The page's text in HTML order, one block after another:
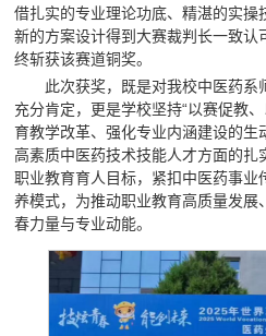
借扎实的专业理论功底、精湛的实操
新的方案设计得到大赛裁判长一致
终斩获该赛道铜奖。
此次获奖，既是对我校中医药
充分肯定，更是学校坚持“以赛促教
育教学改革、强化专业内涵建设的
高素质中医药技术技能人才方面的扎
职业教育育人目标，紧扣中医药事
养模式，为推动职业教育高质量发
春力量与专业动能。